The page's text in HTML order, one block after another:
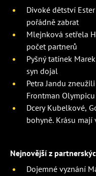
Divoké dětství
pořádně zabrat
Mlejnková setřela
počet partnerů
Pyšný tatínek
syn dojal
Petra Jandu
Frontman
Dcery Kubelkové,
bohyně. Krásu mají
Nejnovější z
Dojemné vyznání